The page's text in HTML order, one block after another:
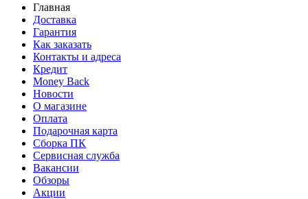
Главная
Доставка
Гарантия
Как заказать
Контакты и адреса
Кредит
Money Back
Новости
О магазине
Оплата
Подарочная карта
Сборка ПК
Сервисная служба
Вакансии
Обзоры
Акции